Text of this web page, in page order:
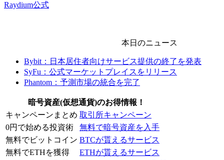
Raydium公式
本日のニュース
Bybit：日本居住者向けサービス提供の終了を発表
SyFu：公式マーケットプレイスをリリース
Phantom：予測市場の統合を完了
暗号資産(仮想通貨)のお得情報！
キャンペーンまとめ 取引所キャンペーン
0円で始める投資術
無料で暗号資産を入手
無料でビットコイン BTCが貰えるサービス
無料でETHを獲得
ETHが貰えるサービス